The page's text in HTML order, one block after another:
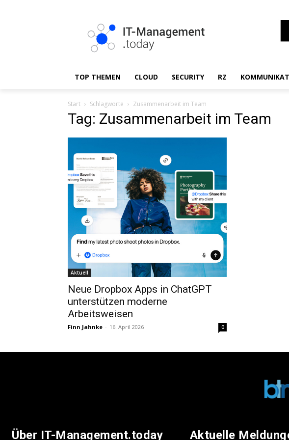
TOP THEMEN CLOUD SECURITY RZ
Start Schlagworte Zusammenarbeit im Team
Tag: Zusammenarbeit im Team
Aktuell
Neue Dropbox Apps in ChatGPT
unterstützen moderne
Arbeitsweisen
Finn Jahnke - 16. April 2026 0
Über IT-Management.today Aktuelle